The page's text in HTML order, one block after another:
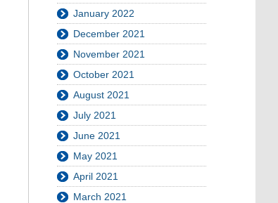
January 2022
December 2021
November 2021
October 2021
August 2021
July 2021
June 2021
May 2021
April 2021
March 2021